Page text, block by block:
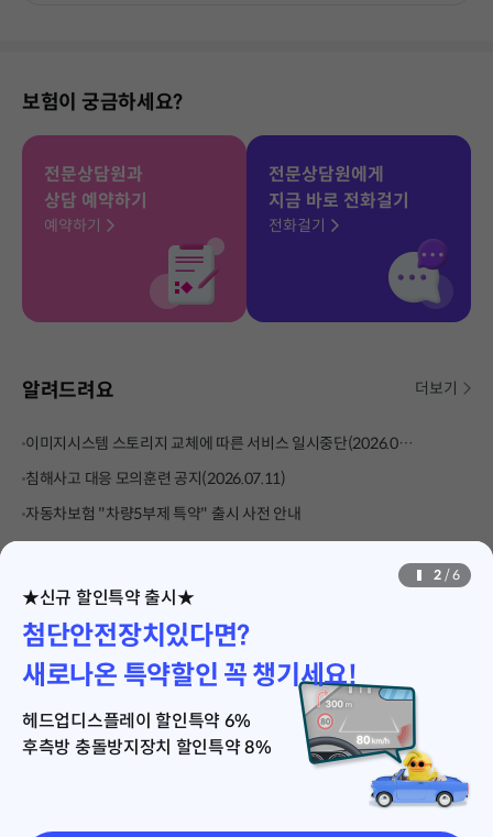
보험이 궁금하세요?
전문상담원과
상담 예약하기
예약하기
전문상담원에게
지금 바로 전화걸기
전화걸기
알려드려요 더보기
이미지시스템 스토리지 교체에 따른 서비스 일시중단(2026.07.18)
침해사고 대응 모의훈련 공지(2026.07.11)
자동차보험 "차량5부제 특약" 출시 사전 안내
흥국화재 다이렉트자동차보험(개인/법인) 산출 및 가입 프로세스 리뉴얼 안
고객센터
전화가입 상담
긴급출동
1688-1688
보호금융상품등록부
사업자등록번호 102-81-07837
서울시 종로구 새문안로 68(신문로 1가)
★신규 할인특약 출시★
첨단안전장치있다면?
새로나온 특약할인 꼭 챙기세요!
헤드업디스플레이 할인특약 6%
후측방 충돌방지장치 할인특약 8%
2 /6